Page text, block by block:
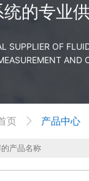
的专业
SUPPLIER OF
AND
页  产品中心